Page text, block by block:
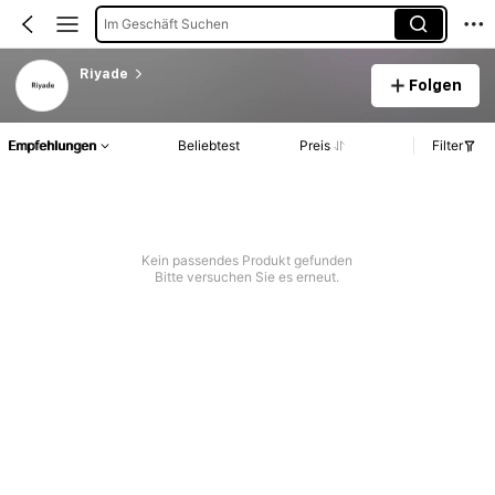
Im Geschäft Suchen
Riyade
Folgen
Empfehlungen Beliebtest Preis Filter
Kein passendes Produkt gefunden
Bitte versuchen Sie es erneut.